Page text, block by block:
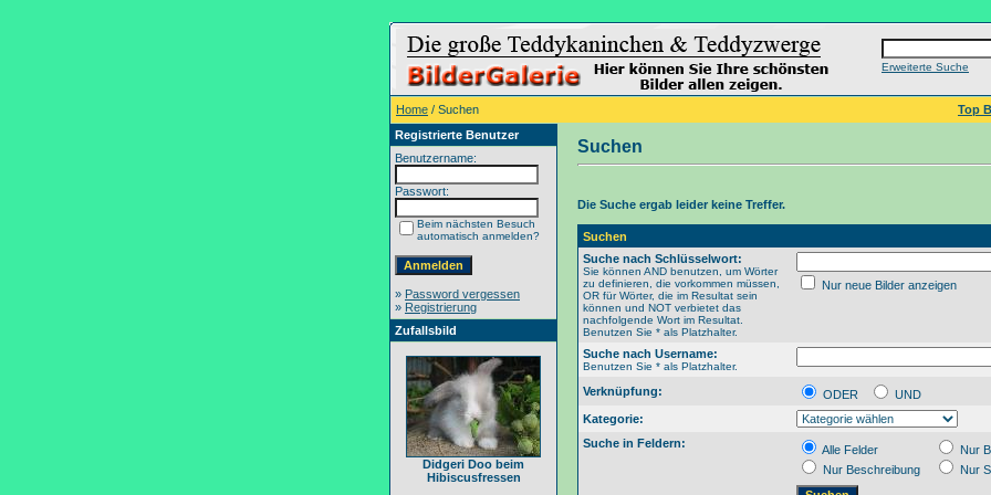
Erweiterte Suche
Home / Suchen
Top
Registrierte Benutzer
Benutzername:
Passwort:
Beim nächsten Besuch
automatisch anmelden?
» Password vergessen
» Registrierung
Zufallsbild
Didgeri Doo beim
Hibiscusfressen
Suchen
Die Suche ergab leider keine Treffer.
Suchen
Suche nach Schlüsselwort:
Sie können AND benutzen, um Wörter
zu definieren, die vorkommen müssen,
OR für Wörter, die im Resultat sein
können und NOT verbietet das
nachfolgende Wort im Resultat.
Benutzen Sie * als Platzhalter.
Nur neue Bilder anzeigen
Suche nach Username:
Benutzen Sie * als Platzhalter.
Verknüpfung: ODER
UND
Kategorie:
Suche in Feldern:
Alle Felder
Nur
Nur Beschreibung
Nur